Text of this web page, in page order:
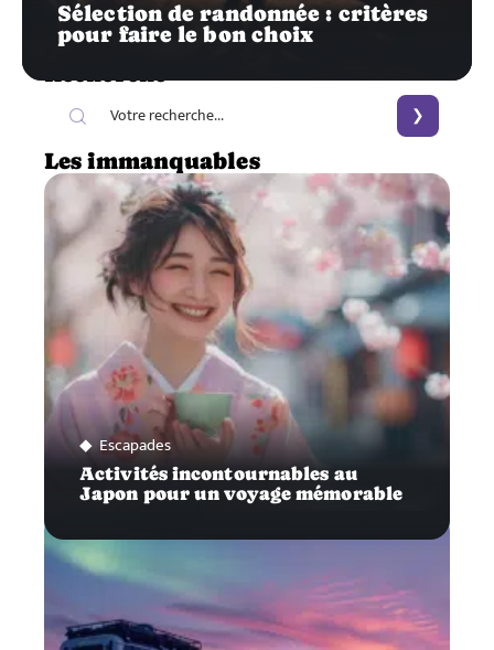
Sélection de randonnée : critères
pour faire le bon choix
Recherche
Les immanquables
Escapades
Activités incontournables au
Japon pour un voyage mémorable